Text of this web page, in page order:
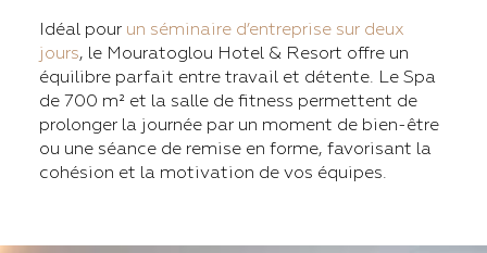
Idéal pour un séminaire d’entreprise sur deux
jours, le Mouratoglou Hotel & Resort offre un
équilibre parfait entre travail et détente. Le Spa
de 700 m² et la salle de fitness permettent de
prolonger la journée par un moment de bien-être
ou une séance de remise en forme, favorisant la
cohésion et la motivation de vos équipes.